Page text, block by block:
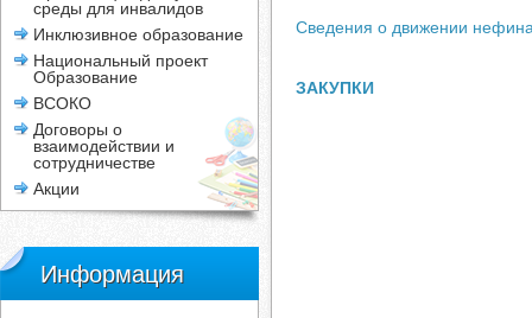
среды для инвалидов
Инклюзивное образование
Национальный проект
Образование
ВСОКО
Договоры о
взаимодействии и
сотрудничестве
Акции
Информация
Сведения о движении
ЗАКУПКИ